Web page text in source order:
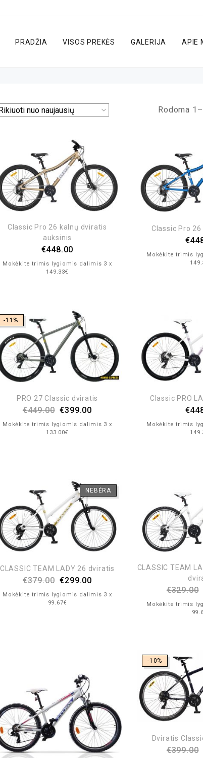
PRADŽIA VISOS PREKĖS GALERIJA APIE
Rodoma
Classic Pro 26 kalnų dviratis
auksinis
€448.00
Mokėkite trimis lygiomis dalimis 3 x
149.33€
Classic Pro
€
Mokėkite trimis
-11%
PRO 27 Classic dviratis
€449.00 €399.00
Mokėkite trimis lygiomis dalimis 3 x
133.00€
Classic PRO
€
Mokėkite trimis
NEBĖRA
CLASSIC TEAM LADY 26 dviratis
€379.00 €299.00
Mokėkite trimis lygiomis dalimis 3 x
99.67€
CLASSIC TEAM
€329.00
Mokėkite trimis
-10%
Dviratis
€399.00